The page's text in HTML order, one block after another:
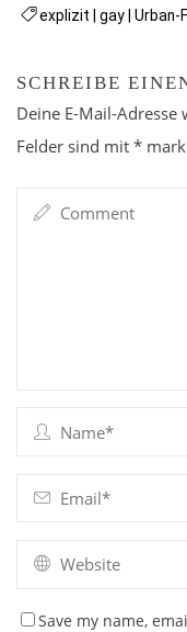
explizit |gay |Urban-
SCHREIBE
Deine E-Mail-
Felder sind mit*
Save my name,